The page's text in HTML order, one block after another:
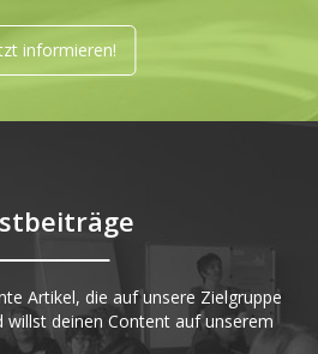
informieren!
Artikel, die auf unsere Zielgruppe
willst deinen Content auf unserem